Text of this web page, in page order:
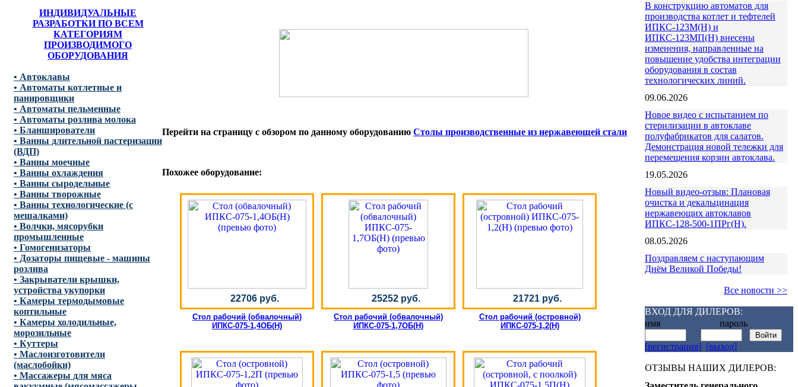
ИНДИВИДУАЛЬНЫЕ
РАЗРАБОТКИ ПО ВСЕМ
КАТЕГОРИЯМ
ПРОИЗВОДИМОГО
ОБОРУДОВАНИЯ
• Автоклавы
• Автоматы котлетные и
панировщики
• Автоматы пельменные
• Автоматы розлива молока
• Бланширователи
• Ванны длительной пастеризации
(ВДП)
• Ванны моечные
• Ванны охлаждения
• Ванны сыродельные
• Ванны творожные
• Ванны технологические (с
мешалками)
• Волчки, мясорубки
промышленные
• Гомогенизаторы
• Дозаторы пищевые - машины
розлива
• Закрыватели крышки,
устройства укупорки
• Камеры термодымовые
коптильные
• Камеры холодильные,
морозильные
• Куттеры
• Маслоизготовители
(маслобойки)
• Массажеры для мяса
Перейти на страницу с обзором по данному оборудованию Столы производственные из нержавеющей стали
Похожее оборудование:
22706 руб.
Стол рабочий (обвалочный)
ИПКС-075-1,4ОБ(Н)
25252 руб.
Стол рабочий (обвалочный)
ИПКС-075-1,7ОБ(Н)
21721 руб.
Стол рабочий (островной)
ИПКС-075-1,2(Н)
В конструкцию автоматов для
производства котлет и тефтелей
ИПКС-123М(Н) и
ИПКС-123МП(Н) внесены
изменения, направленные на
повышение удобства интеграции
оборудования в состав
технологических линий.
09.06.2026
Новое видео с испытанием по
стерилизации в автоклаве
полуфабрикатов для салатов.
Демонстрация новой тележки для
перемещения корзин автоклава.
19.05.2026
Новый видео-отзыв: Плановая
очистка и декальцинация
нержавеющих автоклавов
ИПКС-128-500-1ПРг(Н).
08.05.2026
Поздравляем с наступающим
Днём Великой Победы!
Все новости >>
ВХОД ДЛЯ ДИЛЕРОВ:
имя пароль
[регистрация] [выход]
ОТЗЫВЫ НАШИХ ДИЛЕРОВ: